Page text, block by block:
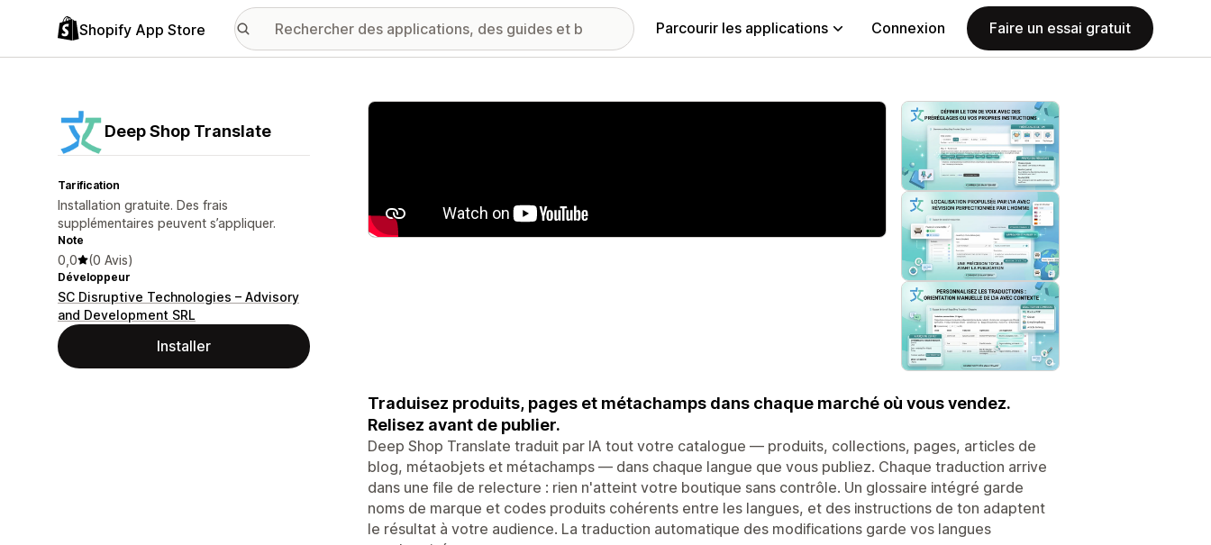
Shopify App Store Parcourir les applications Connexion Faire un essai gratuit
Deep Shop Translate
Tarification
Installation gratuite. Des frais
supplémentaires peuvent s’appliquer.
Note
0,0 (0 Avis)
Développeur
SC Disruptive Technologies – Advisory
and Development SRL
Installer
Galerie d’images vedette
Traduisez produits, pages et métachamps dans chaque marché où vous vendez.
Relisez avant de publier.
Deep Shop Translate traduit par IA tout votre catalogue — produits, collections, pages, articles de
blog, métaobjets et métachamps — dans chaque langue que vous publiez. Chaque traduction arrive
dans une file de relecture : rien n'atteint votre boutique sans contrôle. Un glossaire intégré garde
noms de marque et codes produits cohérents entre les langues, et des instructions de ton adaptent
le résultat à votre audience. La traduction automatique des modifications garde vos langues